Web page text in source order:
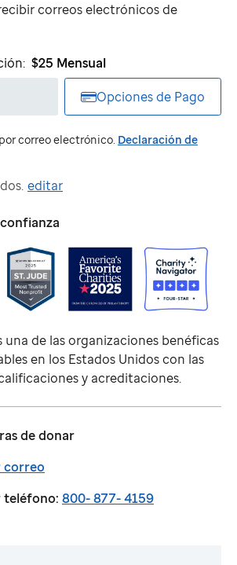
correos electrónicos de
$25 Mensual
Opciones de Pago
correo electrónico. Declaración de
editar
una de las organizaciones benéficas
en los Estados Unidos con las
y acreditaciones.
de donar
correo
teléfono: 800- 877- 4159